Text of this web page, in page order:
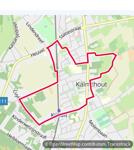
© OpenStreetMap contributors, Tracestrack